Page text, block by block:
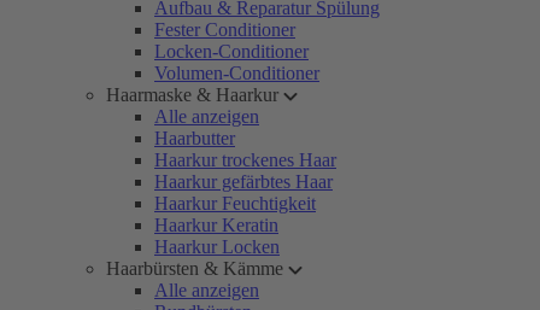
Aufbau & Reparatur Spülung
Fester Conditioner
Locken-Conditioner
Volumen-Conditioner
Haarmaske & Haarkur
Alle anzeigen
Haarbutter
Haarkur trockenes Haar
Haarkur gefärbtes Haar
Haarkur Feuchtigkeit
Haarkur Keratin
Haarkur Locken
Haarbürsten & Kämme
Alle anzeigen